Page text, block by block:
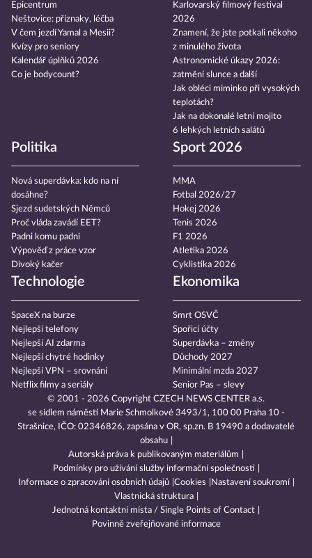
Epicentrum
Neštovice: příznaky, léčba
V čem jezdí Yamal a Mesii?
Kvízy pro seniory
Kalendář úplňků 2026
Co je bodycount?
Karlovarský filmový festival
2026
Znamení, že jste potkali někoho
z minulého života
Astronomické úkazy 2026:
zatmění slunce a další
Jak obléci miminko při vysokých
teplotách?
Jak na dokonalé letní mojito
6 lehkých letních salátů
Politika
Nová superdávka: kdo na ní
dosáhne?
Sjezd sudetských Němců
Proč vláda zavádí EET?
Padni komu padni
Výpověď z práce vzor
Divoký kačer
Sport 2026
MMA
Fotbal 2026/27
Hokej 2026
Tenis 2026
F1 2026
Atletika 2026
Cyklistika 2026
Technologie
SpaceX na burze
Nejlepší telefony
Nejlepší AI zdarma
Nejlepší chytré hodinky
Nejlepší VPN – srovnání
Netflix filmy a seriály
Ekonomika
Smrt OSVČ
Spořicí účty
Superdávka – změny
Důchody 2027
Minimální mzda 2027
Senior Pas – slevy
© 2001 - 2026 Copyright CZECH NEWS CENTER a.s.
se sídlem náměstí Marie Schmolkové 3493/1, 100 00 Praha 10 -
Strašnice, IČO: 02346826, zapsána v OR, sp.zn. B 19490 a dodavatelé
obsahu
Autorská práva k publikovaným materiálům
Podmínky pro užívání služby informační společnosti
Informace o zpracování osobních údajů Cookies
Nastavení soukromí
Vlastnická struktura
Jednotná kontaktní místa / Single Points of Contact
Povinně zveřejňované informace